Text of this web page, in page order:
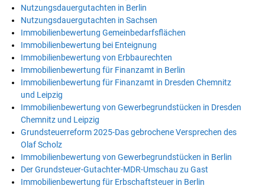
Nutzungsdauergutachten in Berlin
Nutzungsdauergutachten in Sachsen
Immobilienbewertung Gemeinbedarfsflächen
Immobilienbewertung bei Enteignung
Immobilienbewertung von Erbbaurechten
Immobilienbewertung für Finanzamt in Berlin
Immobilienbewertung für Finanzamt in Dresden Chemnitz
und Leipzig
Immobilienbewertung von Gewerbegrundstücken in Dresden
Chemnitz und Leipzig
Grundsteuerreform 2025-Das gebrochene Versprechen des
Olaf Scholz
Immobilienbewertung von Gewerbegrundstücken in Berlin
Der Grundsteuer-Gutachter-MDR-Umschau zu Gast
Immobilienbewertung für Erbschaftsteuer in Berlin